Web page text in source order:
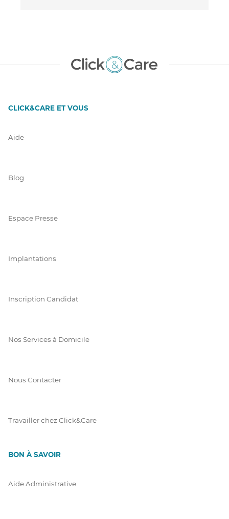
CLICK&CARE ET VOUS
Aide
Blog
Espace Presse
Implantations
Inscription Candidat
Nos Services à Domicile
Nous Contacter
Travailler chez Click&Care
BON À SAVOIR
Aide Administrative